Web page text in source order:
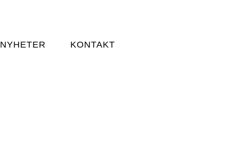
NYHETER KONTAKT